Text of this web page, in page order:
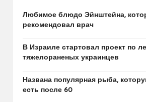
Любимое блюдо Эйнштейна,
рекомендовал врач
В Израиле стартовал проект по
тяжелораненых украинцев
Названа популярная рыба,
есть после 60